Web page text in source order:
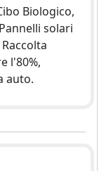
Biologico,
solari
l'80%,
auto.